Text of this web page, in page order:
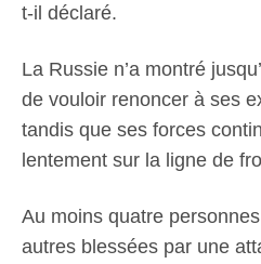
t-il déclaré.
La Russie n’a montré
de vouloir renoncer à ses
tandis que ses forces
lentement sur la ligne de
Au moins quatre
autres blessées par une